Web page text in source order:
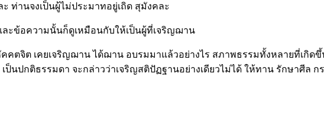
ท่านจงเป็นผู้ไม่ประมาทอยู่เถิด สุมังคละ
ละข้อความนั้นก็ดูเหมือนกับให้เป็นผู้ที่เจริญฌาน
ตจิต เคยเจริญฌาน ได้ฌาน อบรมมาแล้วอย่างไร สภาพธรรมทั้งหลายที่เกิดขึ้
นปกติธรรมดา จะกล่าวว่าเจริญสติปัฏฐานอย่างเดียวไม่ได้ ให้ทาน รักษาศีล